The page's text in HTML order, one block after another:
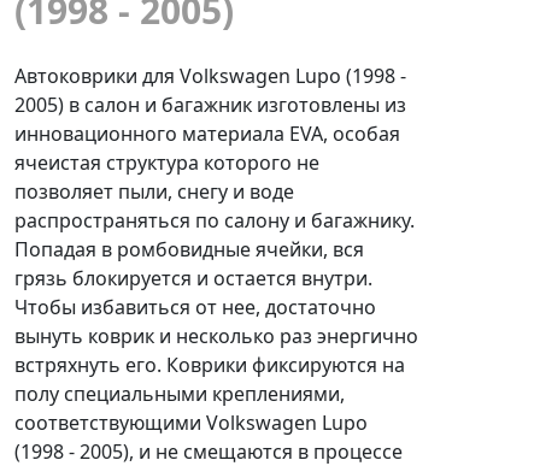
(1998 - 2005)
Автоковрики для Volkswagen Lupo (1998 -
2005) в салон и багажник изготовлены из
инновационного материала EVA, особая
ячеистая структура которого не
позволяет пыли, снегу и воде
распространяться по салону и багажнику.
Попадая в ромбовидные ячейки, вся
грязь блокируется и остается внутри.
Чтобы избавиться от нее, достаточно
вынуть коврик и несколько раз энергично
встряхнуть его. Коврики фиксируются на
полу специальными креплениями,
соответствующими Volkswagen Lupo
(1998 - 2005), и не смещаются в процессе